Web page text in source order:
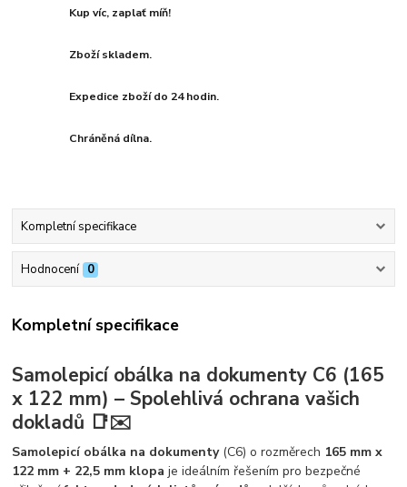
Kup víc, zaplať míň!
Zboží skladem.
Expedice zboží do 24 hodin.
Chráněná dílna.
Kompletní specifikace
Hodnocení 0
Kompletní specifikace
Samolepicí obálka na dokumenty C6 (165
x 122 mm) – Spolehlivá ochrana vašich
dokladů 📑✉️
Samolepicí obálka na dokumenty(C6) o rozměrech 165 mm x
122 mm + 22,5 mm klopa je ideálním řešením pro bezpečné